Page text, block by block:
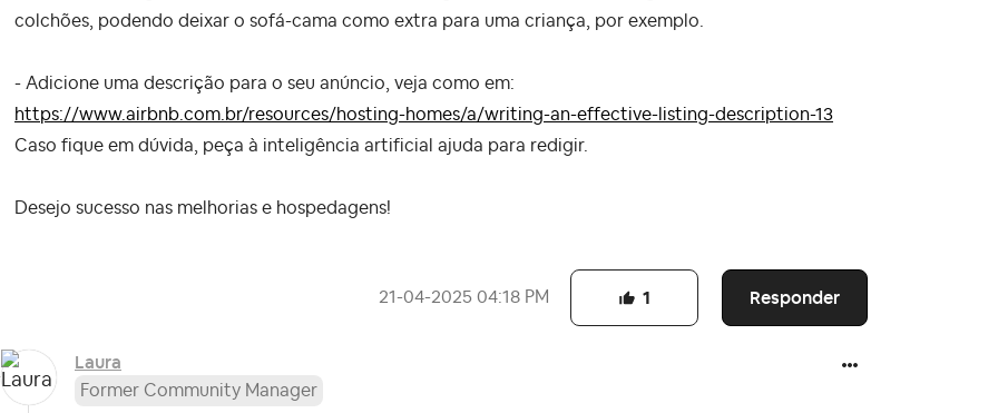
colchões, podendo deixar o sofá-cama como extra para uma criança, por exemplo.
- Adicione uma descrição para o seu anúncio, veja como em:
https://www.airbnb.com.br/resources/hosting-homes/a/writing-an-effective-listing-description-13
Caso fique em dúvida, peça à inteligência artificial ajuda para redigir.
Desejo sucesso nas melhorias e hospedagens!
‎21-04-2025 04:18 PM Responder
1
Laura
Former Community Manager